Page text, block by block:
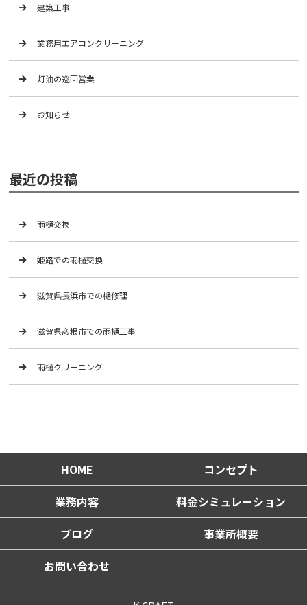
建築工事
業務用エアコンクリーニング
灯油の巡回営業
お知らせ
最近の投稿
雨樋交換
姫路での雨樋交換
滋賀県長浜市での樋修理
滋賀県彦根市での雨樋工事
雨樋クリーニング
HOME
コンセプト
業務内容
料金シミュレーション
ブログ
事業所概要
お問い合わせ